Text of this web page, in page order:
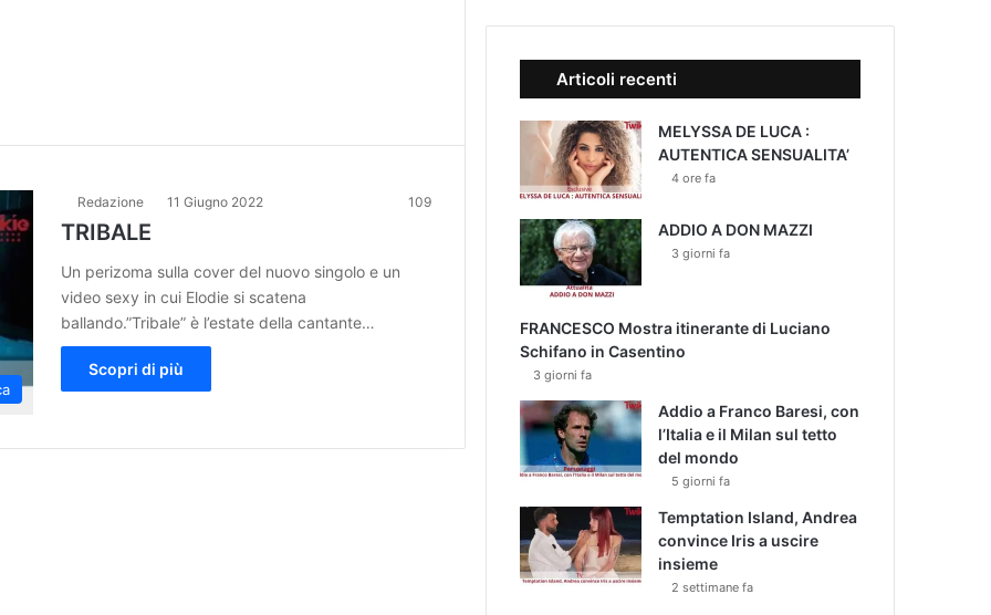
Redazione 11 Giugno 2022 109
TRIBALE
Un perizoma sulla cover del nuovo singolo e un
video sexy in cui Elodie si scatena
ballando.”Tribale” è l’estate della cantante…
Scopri di più
Articoli recenti
MELYSSA DE LUCA :
AUTENTICA SENSUALITA’
4 ore fa
ADDIO A DON MAZZI
3 giorni fa
FRANCESCO Mostra itinerante di Luciano
Schifano in Casentino
3 giorni fa
Addio a Franco Baresi, con
l’Italia e il Milan sul tetto
del mondo
5 giorni fa
Temptation Island, Andrea
convince Iris a uscire
insieme
2 settimane fa